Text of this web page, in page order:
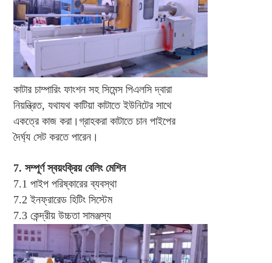
কাটার চাম্পারিং ফাংশন সহ সিমেন্স পিএলসি দ্বারা
নিয়ন্ত্রিত, যথাযথ কাটিয়া কাটাতে ইউনিটের সাথে
একত্রে কাজ করা।গ্রাহকরা কাটাতে চান পাইপের
দৈর্ঘ্য সেট করতে পারেন।
7. সম্পূর্ণ স্বয়ংক্রিয় বেলিং মেশিন
7.1 পাইপ পরিষ্কারের ব্যবস্থা
7.2 ইনফ্রারেড হিটিং সিস্টেম
7.3 কেন্দ্রীয় উচ্চতা সামঞ্জস্য